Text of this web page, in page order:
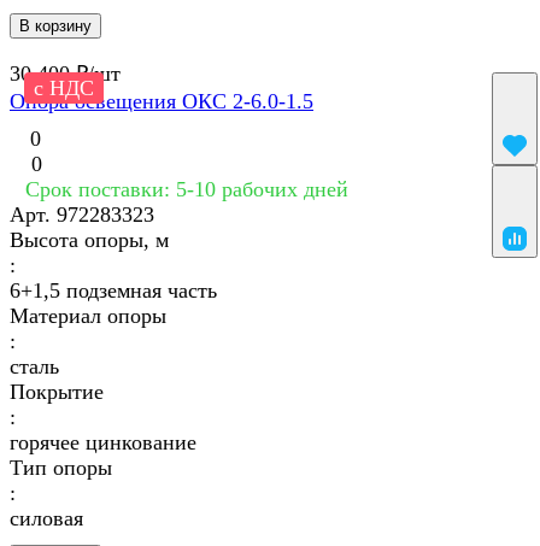
В корзину
с НДС
30 400 ₽/шт
Опора освещения ОКС 2-6.0-1.5
0
0
Срок поставки: 5-10 рабочих дней
Арт. 972283323
Высота опоры, м
:
6+1,5 подземная часть
Материал опоры
:
сталь
Покрытие
:
горячее цинкование
Тип опоры
:
силовая